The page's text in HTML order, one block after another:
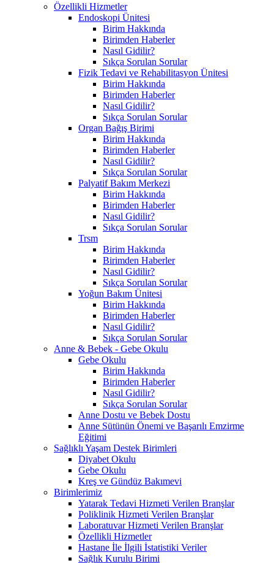
Özellikli Hizmetler
Endoskopi Ünitesi
Birim Hakkında
Birimden Haberler
Nasıl Gidilir?
Sıkça Sorulan Sorular
Fizik Tedavi ve Rehabilitasyon Ünitesi
Birim Hakkında
Birimden Haberler
Nasıl Gidilir?
Sıkça Sorulan Sorular
Organ Bağış Birimi
Birim Hakkında
Birimden Haberler
Nasıl Gidilir?
Sıkça Sorulan Sorular
Palyatif Bakım Merkezi
Birim Hakkında
Birimden Haberler
Nasıl Gidilir?
Sıkça Sorulan Sorular
Trsm
Birim Hakkında
Birimden Haberler
Nasıl Gidilir?
Sıkça Sorulan Sorular
Yoğun Bakım Ünitesi
Birim Hakkında
Birimden Haberler
Nasıl Gidilir?
Sıkça Sorulan Sorular
Anne & Bebek - Gebe Okulu
Gebe Okulu
Birim Hakkında
Birimden Haberler
Nasıl Gidilir?
Sıkça Sorulan Sorular
Anne Dostu ve Bebek Dostu
Anne Sütünün Önemi ve Başarılı Emzirme
Eğitimi
Sağlıklı Yaşam Destek Birimleri
Diyabet Okulu
Gebe Okulu
Kreş ve Gündüz Bakımevi
Birimlerimiz
Yatarak Tedavi Hizmeti Verilen Branşlar
Poliklinik Hizmeti Verilen Branşlar
Laboratuvar Hizmeti Verilen Branşlar
Özellikli Hizmetler
Hastane İle İlgili İstatistiki Veriler
Sağlık Kurulu Birimi